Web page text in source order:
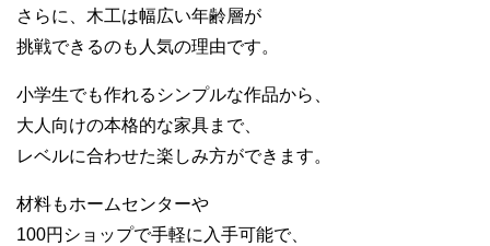
さらに、木工は幅広い年齢層が
挑戦できるのも人気の理由です。
小学生でも作れるシンプルな作品から、
大人向けの本格的な家具まで、
レベルに合わせた楽しみ方ができます。
材料もホームセンターや
100円ショップで手軽に入手可能で、